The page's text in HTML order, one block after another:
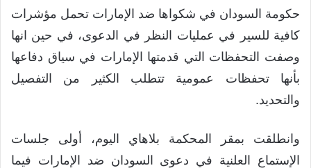
حكومة السودان في شكواها ضد الإمارات تحمل مؤشرات
كافية للسير في عمليات النظر في الدعوى، في حين انها
وصفت التحفظات التي قدمتها الإمارات في سياق دفاعها
بأنها تحفظات عمومية تتطلب الكثير من التفصيل
والتحديد.
وانطلقت بمقر المحكمة بلاهاي اليوم، أولى جلسات
الإستماع العلنية في دعوى السودان ضد الإمارات فيما